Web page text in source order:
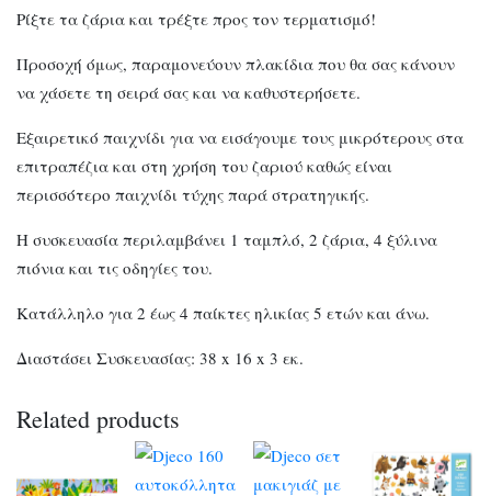
Ρίξτε τα ζάρια και τρέξτε προς τον τερματισμό!
Προσοχή όμως, παραμονεύουν πλακίδια που θα σας κάνουν
να χάσετε τη σειρά σας και να καθυστερήσετε.
Εξαιρετικό παιχνίδι για να εισάγουμε τους μικρότερους στα
επιτραπέζια και στη χρήση του ζαριού καθώς είναι
περισσότερο παιχνίδι τύχης παρά στρατηγικής.
Η συσκευασία περιλαμβάνει 1 ταμπλό, 2 ζάρια, 4 ξύλινα
πιόνια και τις οδηγίες του.
Κατάλληλο για 2 έως 4 παίκτες ηλικίας 5 ετών και άνω.
Διαστάσει Συσκευασίας: 38 x 16 x 3 εκ.
Related products